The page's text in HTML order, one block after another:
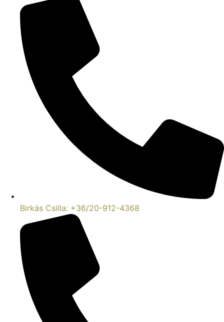
Birkás Csilla: +36/20-912-4368